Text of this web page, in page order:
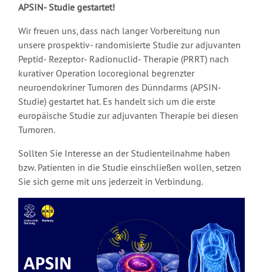
APSIN- Studie gestartet!
Wir freuen uns, dass nach langer Vorbereitung nun
unsere prospektiv- randomisierte Studie zur adjuvanten
Peptid- Rezeptor- Radionuclid- Therapie (PRRT) nach
kurativer Operation locoregional begrenzter
neuroendokriner Tumoren des Dünndarms (APSIN-
Studie) gestartet hat. Es handelt sich um die erste
europäische Studie zur adjuvanten Therapie bei diesen
Tumoren.
Sollten Sie Interesse an der Studienteilnahme haben
bzw. Patienten in die Studie einschließen wollen, setzen
Sie sich gerne mit uns jederzeit in Verbindung.